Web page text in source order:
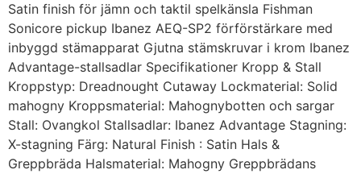
Satin finish för jämn och taktil spelkänsla Fishman
Sonicore pickup Ibanez AEQ-SP2 förförstärkare med
inbyggd stämapparat Gjutna stämskruvar i krom Ibanez
Advantage-stallsadlar Specifikationer Kropp & Stall
Kroppstyp: Dreadnought Cutaway Lockmaterial: Solid
mahogny Kroppsmaterial: Mahognybotten och sargar
Stall: Ovangkol Stallsadlar: Ibanez Advantage Stagning:
X-stagning Färg: Natural Finish : Satin Hals &
Greppbräda Halsmaterial: Mahogny Greppbrädans